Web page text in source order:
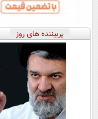
پربیننده های روز